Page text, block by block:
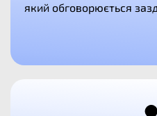
який обговорюється